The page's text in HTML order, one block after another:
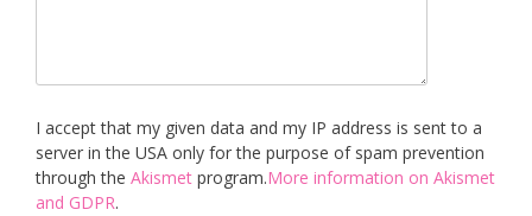
I accept that my given data and my IP address is sent to a
server in the USA only for the purpose of spam prevention
through the Akismet program.More information on Akismet
and GDPR.